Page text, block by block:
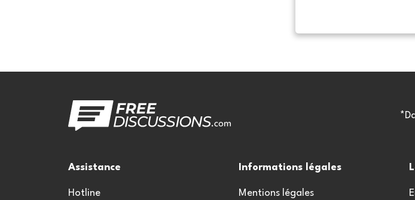
Assistance
Hotline
Informations légales
Mentions légales